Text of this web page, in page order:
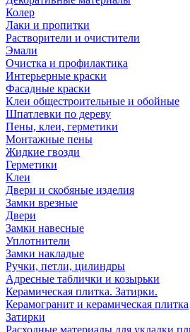
Колер
Лаки и пропитки
Растворители и очистители
Эмали
Очистка и профилактика
Интерьерные краски
Фасадные краски
Клеи общестроительные и обойные
Шпатлевки по дереву
Пены, клеи, герметики
Монтажные пены
Жидкие гвозди
Герметики
Клеи
Двери и скобяные изделия
Замки врезные
Двери
Замки навесные
Уплотнители
Замки накладые
Ручки, петли, цилиндры
Адресные таблички и козырьки
Керамическая плитка. Затирки.
Керамогранит и керамическая плитка
Затирки
Расходные материалы для укладки